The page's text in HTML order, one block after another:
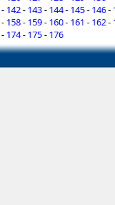
- 142- 143- 144- 145- 146-
- 158- 159- 160- 161 - 162-
- 174- 175- 176